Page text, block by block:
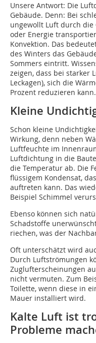
Unsere Antwort: Die
Gebäude. Denn: Bei
ungewollt Luft durch die
oder Energie
Konvektion. Das
des Winters das
Sommers eintritt.
zeigen, dass bei starker
Leckagen), sich die
Prozent reduzieren kann.
Kleine
Schon kleine
Wirkung, denn neben
Luftfeuchte im
Luftdichtung in die
die Temperatur ab. Die
flüssigem Kondensat,
auftreten kann. Das
Beispiel Schimmel
Ebenso können sich
Schadstoffe
riechen, was der
Oft unterschätzt wird
Durch Luftströmungen
Zuglufterscheinungen
nicht vermuten. Zum
Toilette, wenn diese in
Mauer installiert wird.
Kalte Luft ist
Probleme